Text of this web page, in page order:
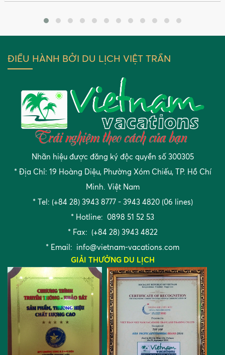
ĐIỀU HÀNH BỞI DU LỊCH VIỆT TRẦN
Nhãn hiệu được đăng ký độc quyền số 300305
* Địa Chỉ: 19 Hoàng Diệu, Phường Xóm Chiếu, TP. Hồ Chí
Minh. Việt Nam
* Tel: (+84 28) 3943 8777 - 3943 4820 (06 lines)
* Hotline: 0898 51 52 53
* Fax: (+84 28) 3943 4822
* Email: info@vietnam-vacations.com
GIẢI THƯỞNG DU LỊCH